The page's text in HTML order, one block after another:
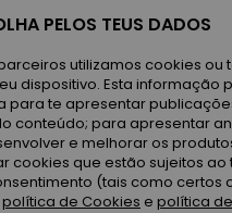
PELOS TEUS DADOS
utilizamos cookies
dispositivo. Esta
para te apresentar
conteúdo; para apresentar
e melhorar os
cookies que estão sujeitos
(tais como
política de Cookies e política